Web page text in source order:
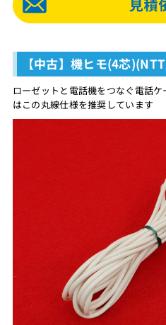
【中古】機ヒモ(4芯
ローゼットと電話機をつなぐ電話
はこの丸線仕様を推奨しています